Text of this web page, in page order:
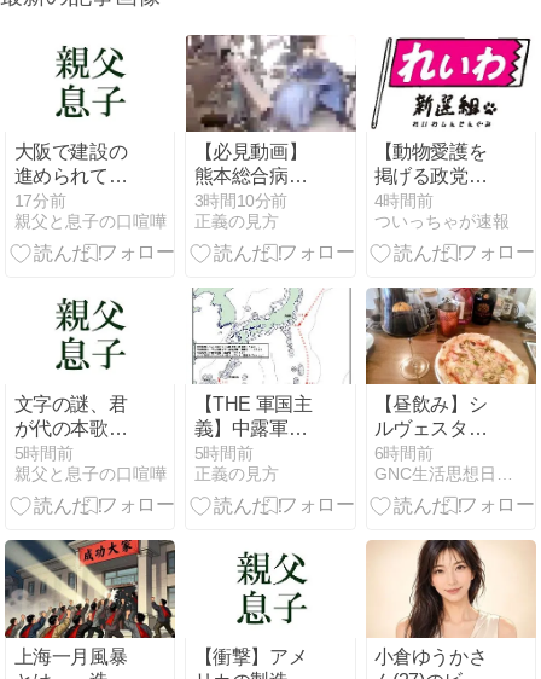
大阪で建設の
進められてい
るとある新路
線の建設現場
を見てきたん
とんでもない
事になってる
17分前
親父と息子の口喧嘩
【必見動画】
熊本総合病院
地震発生時の
手術室の映像
が色んな意味
話題に
3時間10分前
正義の見方
【動物愛護を
掲げる政党】
れいわ新選組
が「いのちの
党」に党名変
4時間前
ついっちゃが速報
文字の謎、君
が代の本歌／
ほつまの世界
03 もぎせかチ
ャンネル
5時間前
親父と息子の口喧嘩
【THE 軍国主
義】中露軍艦
4隻が“日本一
周” 防衛省が
全航路を公開
5時間前
正義の見方
【昼飲み】シ
ルヴェスター･
シュワルツネ
ッガー ★イタ
リアン。久し
ン de うぇ～
6時間前
GNC生活思想日記 ネトウヨ的、人間論的、知恩的
上海一月風暴
【衝撃】アメ
小倉ゆうかさ